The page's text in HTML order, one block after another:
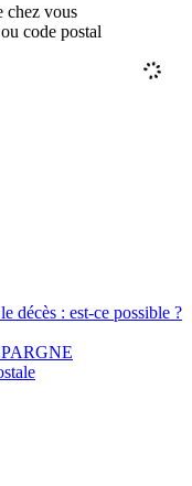
chez vous
code postal
décès : est-ce possible ?